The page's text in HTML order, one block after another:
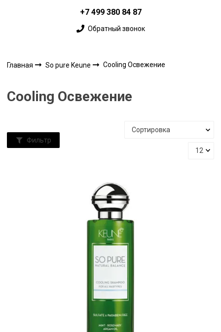
+7 499 380 84 87
Обратный звонок
Главная So pure Keune Cooling Освежение
Cooling Освежение
Фильтр